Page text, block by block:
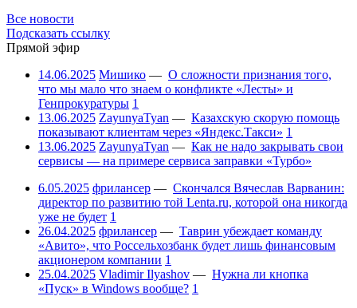
Все новости
Подсказать ссылку
Прямой эфир
14.06.2025 Мишико — О сложности признания того,
что мы мало что знаем о конфликте «Лесты» и
Генпрокуратуры 1
13.06.2025 ZayunyaTyan — Казахскую скорую помощь
показывают клиентам через «Яндекс.Такси» 1
13.06.2025 ZayunyaTyan — Как не надо закрывать свои
сервисы — на примере сервиса заправки «Турбо»
6.05.2025 фрилансер — Скончался Вячеслав Варванин:
директор по развитию той Lenta.ru, которой она никогда
уже не будет 1
26.04.2025 фрилансер — Таврин убеждает команду
«Авито», что Россельхозбанк будет лишь финансовым
акционером компании 1
25.04.2025 Vladimir Ilyashov — Нужна ли кнопка
«Пуск» в Windows вообще? 1